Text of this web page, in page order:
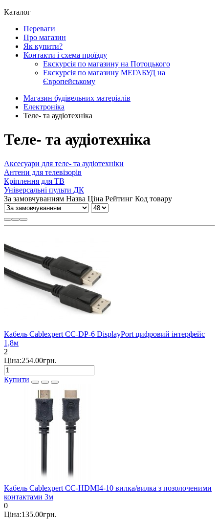
Каталог
Переваги
Про магазин
Як купити?
Контакти і схема проїзду
Екскурсія по магазину на Потоцького
Екскурсія по магазину МЕГАБУД на
Європейському
Магазин будівельних матеріалів
Електроніка
Теле- та аудіотехніка
Теле- та аудіотехніка
Аксесуари для теле- та аудіотехніки
Антени для телевізорів
Кріплення для ТВ
Універсальні пульти ДК
За замовчуванням Назва Ціна Рейтинг Код товару
Кабель Cablexpert CC-DP-6 DisplayPort цифровий інтерфейс
1,8м
2
Ціна:254.00грн.
Купити
Кабель Cablexpert CC-HDMI4-10 вилка/вилка з позолоченими
контактами 3м
0
Ціна:135.00грн.